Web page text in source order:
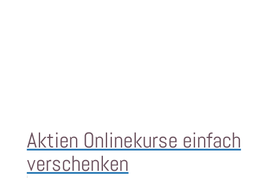
Aktien Onlinekurse einfach
verschenken